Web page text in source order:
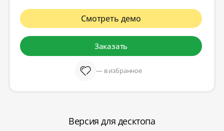
Смотреть демо
Заказать
— в избранное
Версия для десктопа